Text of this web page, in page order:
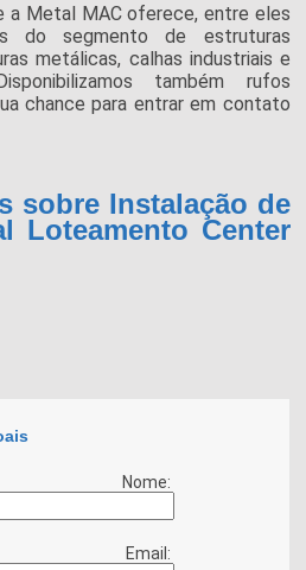
a Metal MAC oferece, entre eles
do segmento de estruturas
metálicas, calhas industriais e
também rufos
chance para entrar em contato
sobre Instalação de
Loteamento Center
Nome:
Email: